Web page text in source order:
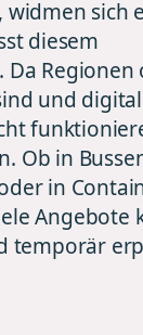
widmen sich
diesem
Regionen
und
Ob in
in
Angebote
temporär